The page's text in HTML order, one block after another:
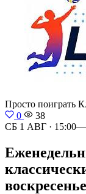
Просто поиграть
0
38
СБ 1 АВГ ·